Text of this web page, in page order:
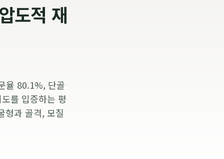
도적 재
율 80.1%, 단골
를 입증하는 평
형과 골격, 모질